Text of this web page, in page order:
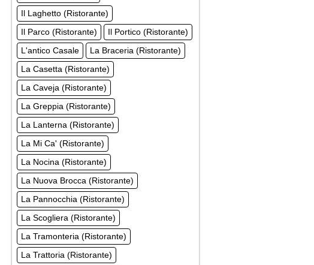
Il Laghetto (Ristorante)
Il Parco (Ristorante)
Il Portico (Ristorante)
L'antico Casale
La Braceria (Ristorante)
La Casetta (Ristorante)
La Caveja (Ristorante)
La Greppia (Ristorante)
La Lanterna (Ristorante)
La Mi Ca' (Ristorante)
La Nocina (Ristorante)
La Nuova Brocca (Ristorante)
La Pannocchia (Ristorante)
La Scogliera (Ristorante)
La Tramonteria (Ristorante)
La Trattoria (Ristorante)